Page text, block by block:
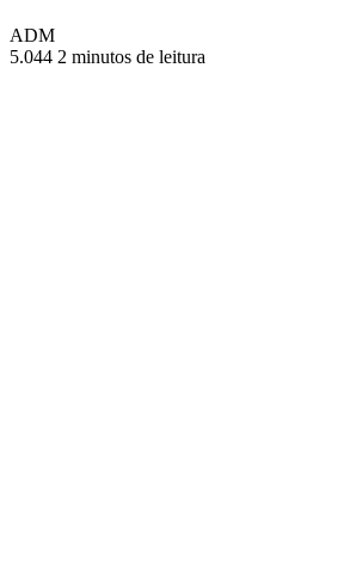
ADM
5.044 2 minutos de leitura